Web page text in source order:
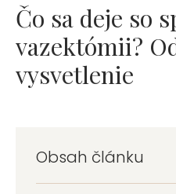
Čo sa deje so
vazektómii?
vysvetlenie
Obsah článku